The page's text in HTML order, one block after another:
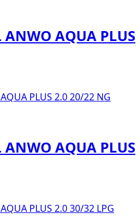
ANWO AQUA PLUS
ANWO AQUA PLUS